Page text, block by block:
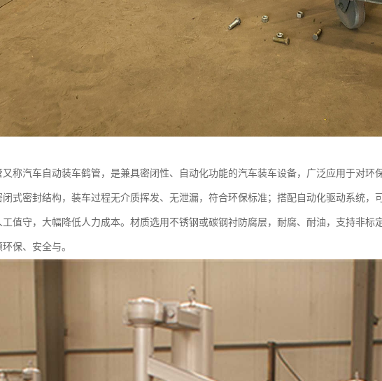
称汽车自动装车鹤管，是兼具密闭性、自动化功能的汽车装车设备，广泛应用于对环
式密封结构，装车过程无介质挥发、无泄漏，符合环保标准；搭配自动化驱动系统，
工值守，大幅降低人力成本。材质选用不锈钢或碳钢衬防腐层，耐腐、耐油，支持非标
保、安全与。